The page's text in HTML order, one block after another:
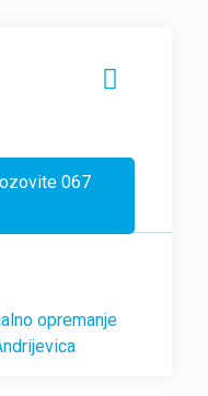
067
opremanje